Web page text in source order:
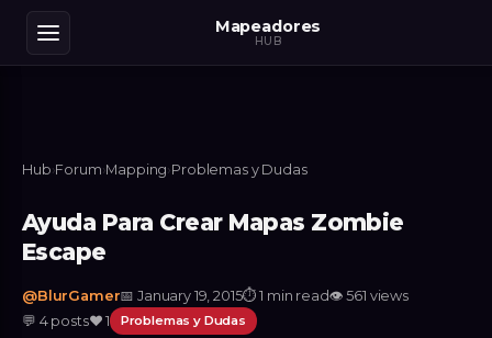
Mapeadores
HUB
Hub›Forum›Mapping›Problemas y Dudas
Ayuda Para Crear Mapas Zombie
Escape
@BlurGamer📅January 19, 2015⏱1 min read👁561 views
💬 4 posts❤️1 Problemas y Dudas